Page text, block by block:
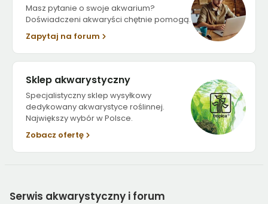
Masz pytanie o swoje akwarium?
Doświadczeni akwaryści chętnie pomogą.
Zapytaj na forum
Sklep akwarystyczny
Specjalistyczny sklep wysyłkowy
dedykowany akwarystyce roślinnej.
Największy wybór w Polsce.
Zobacz ofertę
Serwis akwarystyczny i forum